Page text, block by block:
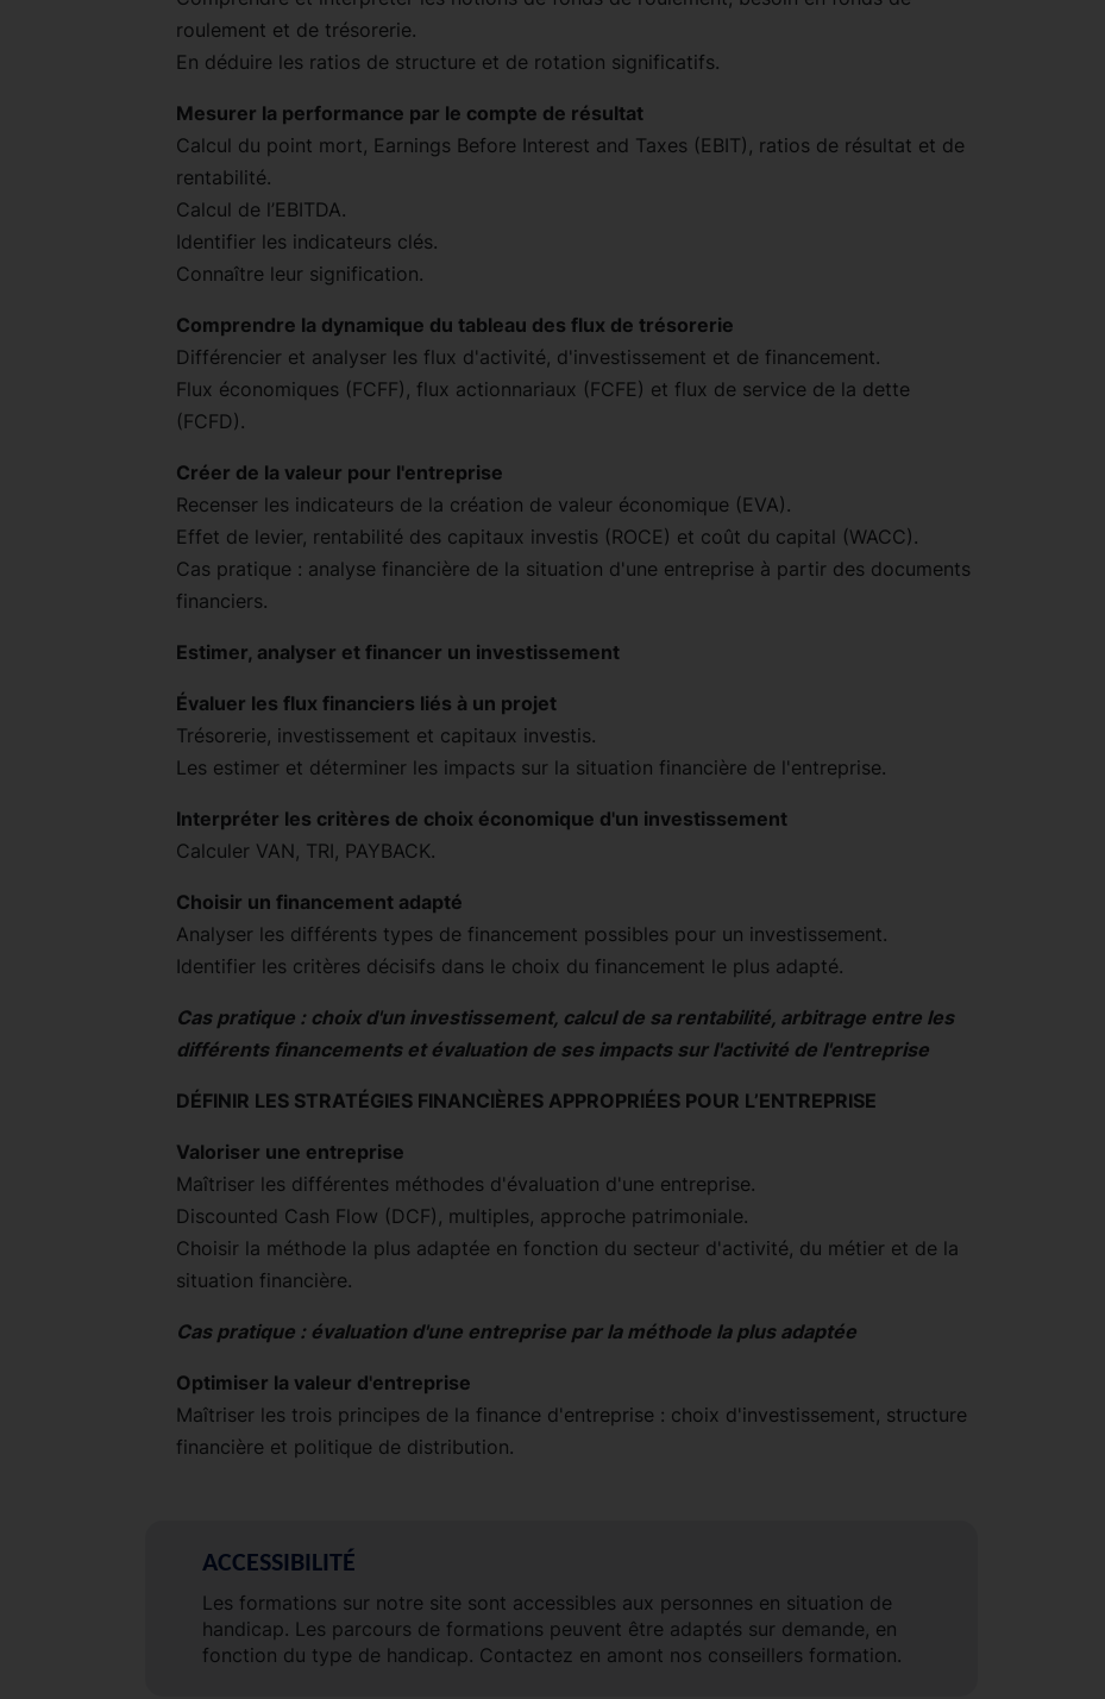
roulement et de trésorerie.
En déduire les ratios de structure et de rotation significatifs.
Mesurer la performance par le compte de résultat
Calcul du point mort, Earnings Before Interest and Taxes (EBIT), ratios de résultat et de
rentabilité.
Calcul de l’EBITDA.
Identifier les indicateurs clés.
Connaître leur signification.
Comprendre la dynamique du tableau des flux de trésorerie
Différencier et analyser les flux d'activité, d'investissement et de financement.
Flux économiques (FCFF), flux actionnariaux (FCFE) et flux de service de la dette
(FCFD).
Créer de la valeur pour l'entreprise
Recenser les indicateurs de la création de valeur économique (EVA).
Effet de levier, rentabilité des capitaux investis (ROCE) et coût du capital (WACC).
Cas pratique : analyse financière de la situation d'une entreprise à partir des documents
financiers.
Estimer, analyser et financer un investissement
Évaluer les flux financiers liés à un projet
Trésorerie, investissement et capitaux investis.
Les estimer et déterminer les impacts sur la situation financière de l'entreprise.
Interpréter les critères de choix économique d'un investissement
Calculer VAN, TRI, PAYBACK.
Choisir un financement adapté
Analyser les différents types de financement possibles pour un investissement.
Identifier les critères décisifs dans le choix du financement le plus adapté.
Cas pratique : choix d'un investissement, calcul de sa rentabilité, arbitrage entre les
différents financements et évaluation de ses impacts sur l'activité de l'entreprise
DÉFINIR LES STRATÉGIES FINANCIÈRES APPROPRIÉES POUR L’ENTREPRISE
Valoriser une entreprise
Maîtriser les différentes méthodes d'évaluation d'une entreprise.
Discounted Cash Flow (DCF), multiples, approche patrimoniale.
Choisir la méthode la plus adaptée en fonction du secteur d'activité, du métier et de la
situation financière.
Cas pratique : évaluation d'une entreprise par la méthode la plus adaptée
Optimiser la valeur d'entreprise
Maîtriser les trois principes de la finance d'entreprise : choix d'investissement, structure
financière et politique de distribution.
ACCESSIBILITÉ
Les formations sur notre site sont accessibles aux personnes en situation de
handicap. Les parcours de formations peuvent être adaptés sur demande, en
fonction du type de handicap. Contactez en amont nos conseillers formation.